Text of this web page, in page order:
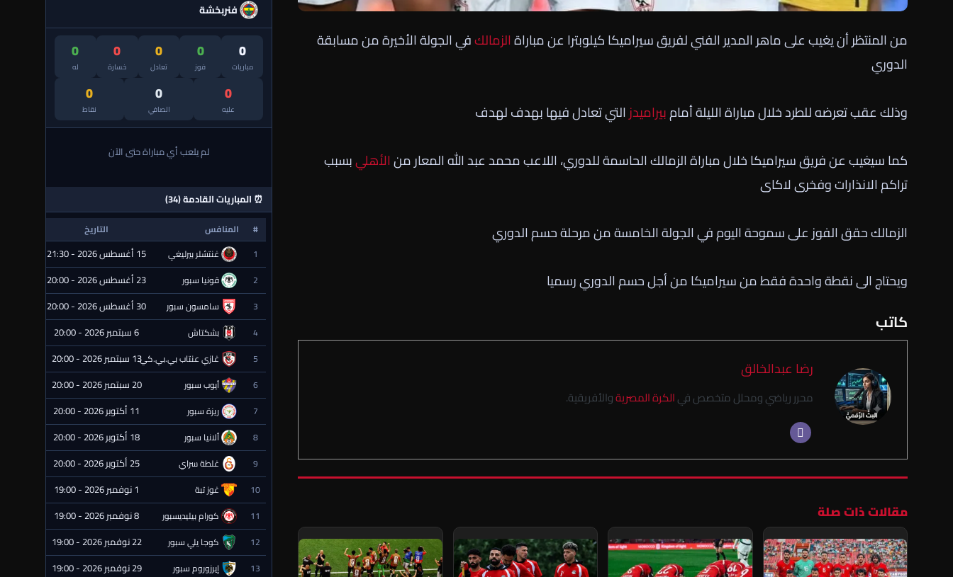
من المنتظر أن يغيب على ماهر المدير الفني لفريق سيراميكا كيلوبترا عن مباراةالزمالكفي الجولة الأخيرة من مسابقة
الدوري
وذلك عقب تعرضه للطرد خلال مباراة الليلة أمامبيراميدزالتي تعادل فيها بهدف لهدف
كما سيغيب عن فريق سيراميكا خلال مباراة الزمالك الحاسمة للدوري، اللاعب محمد عبد الله المعار منالأهليبسبب
تراكم الانذارات وفخرى لاكاى
الزمالك حقق الفوز على سموحة اليوم في الجولة الخامسة من مرحلة حسم الدوري
ويحتاج الى نقطة واحدة فقط من سيراميكا من أجل حسم الدوري رسميا
كاتب
رضا عبدالخالق
محرر رياضي ومحلل متخصص فيالكرة المصريةوالأفريقية.
مقالات ذات صلة
فنربخشة
0
مباريات
0
فوز
0
تعادل
0
خسارة
0
له
0
عليه
0
الصافي
0
نقاط
لم يلعب أي مباراة حتى الآن
⏰ المباريات القادمة (34)
# المنافس التاريخ
1
غنتشلر بيرليغي 15 أغسطس 2026 - 21:30
2 قونيا سبور 23 أغسطس 2026 - 20:00
3 سامسون سبور 30 أغسطس 2026 - 20:00
4 بشكتاش 6 سبتمبر 2026 - 20:00
5 غازي عنتاب بي.بي.كي.13 سبتمبر 2026 - 20:00
6 أيوب سبور 20 سبتمبر 2026 - 20:00
7 ريزة سبور 11 أكتوبر 2026 - 20:00
8 ألانيا سبور 18 أكتوبر 2026 - 20:00
9 غلطة سراي 25 أكتوبر 2026 - 20:00
10 غوز تبة 1 نوفمبر 2026 - 19:00
11 كورام بيليديسبور 8 نوفمبر 2026 - 19:00
12 كوجا يلي سبور 22 نوفمبر 2026 - 19:00
13 إيرزوروم سبور 29 نوفمبر 2026 - 19:00